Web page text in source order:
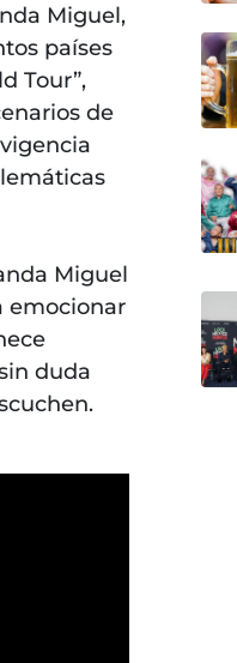
Miguel,
países
Tour”,
de
Miguel
emocionar
duda